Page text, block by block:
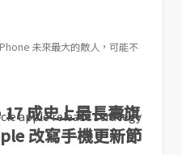
未來最大的敵人，可能不
成史上最長壽旗
改寫手機更新節